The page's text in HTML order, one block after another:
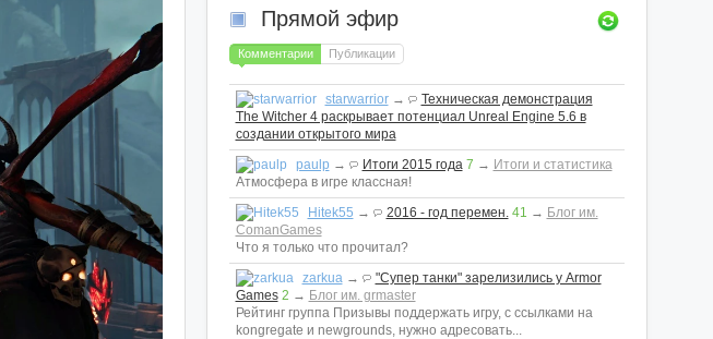
Прямой эфир
Комментарии Публикации
starwarrior→
Техническая демонстрация
The Witcher 4 раскрывает потенциал Unreal Engine 5.6 в
создании открытого мира
paulp → Итоги 2015 года 7 → Итоги и статистика
Атмосфера в игре классная!
Hitek55 → 2016 - год перемен. 41 → Блог им.
ComanGames
Что я только что прочитал?
zarkua→
"Супер танки" зарелизились у Armor
Games 2 → Блог им. grmaster
Рейтинг группа Призывы поддержать игру, с ссылками на
kongregate и newgrounds, нужно адресовать...